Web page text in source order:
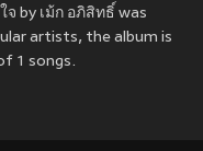
จ by เม้ก อภิสิทธิ์ was
artists, the album is
1 songs.